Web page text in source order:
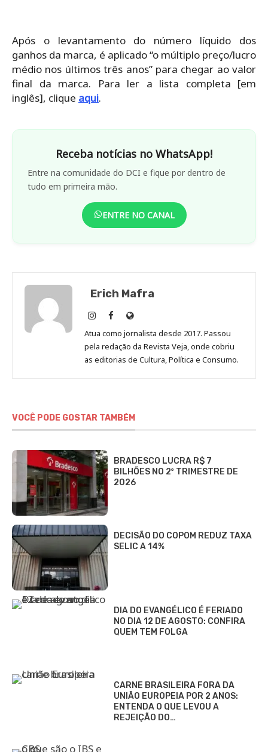
Após o levantamento do número líquido dos
ganhos da marca, é aplicado “o múltiplo preço/lucro
médio nos últimos três anos” para chegar ao valor
final da marca. Para ler a lista completa [em
inglês], clique aqui.
Receba notícias no WhatsApp!
Entre na comunidade do DCI e fique por dentro de
tudo em primeira mão.
ENTRE NO CANAL
Erich Mafra
Erich
Mafra
no
Instagram
Erich
Mafra
no
Facebook
Site
de
Erich
Mafra
Atua como jornalista desde 2017. Passou
pela redação da Revista Veja, onde cobriu
as editorias de Cultura, Política e Consumo.
VOCÊ PODE GOSTAR TAMBÉM
BRADESCO LUCRA R$ 7
BILHÕES NO 2º TRIMESTRE DE
2026
DECISÃO DO COPOM REDUZ TAXA
SELIC A 14%
DIA DO EVANGÉLICO É FERIADO
NO DIA 12 DE AGOSTO: CONFIRA
QUEM TEM FOLGA
CARNE BRASILEIRA FORA DA
UNIÃO EUROPEIA POR 2 ANOS:
ENTENDA O QUE LEVOU A
REJEIÇÃO DO…